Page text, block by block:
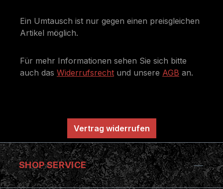
Ein Umtausch ist nur gegen einen preisgleichen
Artikel möglich.
Für mehr Informationen sehen Sie sich bitte
auch das Widerrufsrecht und unsere AGB an.
Vertrag widerrufen
SHOP SERVICE